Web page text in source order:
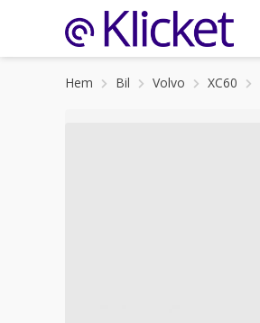
Hem Bil Volvo XC60